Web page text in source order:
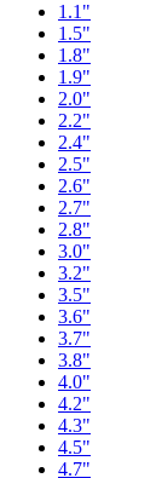
1.1"
1.5"
1.8"
1.9"
2.0"
2.2"
2.4"
2.5"
2.6"
2.7"
2.8"
3.0"
3.2"
3.5"
3.6"
3.7"
3.8"
4.0"
4.2"
4.3"
4.5"
4.7"